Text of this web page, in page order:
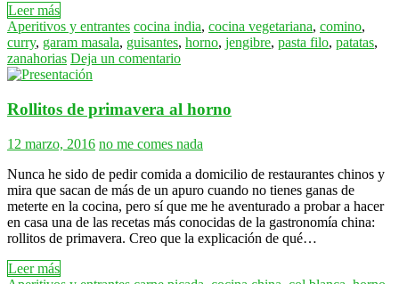
Leer más
Aperitivos y entrantes cocina india, cocina vegetariana, comino,
curry, garam masala, guisantes, horno, jengibre, pasta filo, patatas,
zanahorias Deja un comentario
Rollitos de primavera al horno
12 marzo, 2016 no me comes nada
Nunca he sido de pedir comida a domicilio de restaurantes chinos y
mira que sacan de más de un apuro cuando no tienes ganas de
meterte en la cocina, pero sí que me he aventurado a probar a hacer
en casa una de las recetas más conocidas de la gastronomía china:
rollitos de primavera. Creo que la explicación de qué…
Leer más